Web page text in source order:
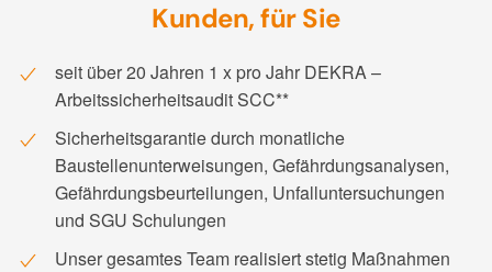
Kunden, für Sie
seit über 20 Jahren 1 x pro Jahr DEKRA –
Arbeitssicherheitsaudit SCC**
Sicherheitsgarantie durch monatliche
Baustellenunterweisungen, Gefährdungsanalysen,
Gefährdungsbeurteilungen, Unfalluntersuchungen
und SGU Schulungen
Unser gesamtes Team realisiert stetig Maßnahmen